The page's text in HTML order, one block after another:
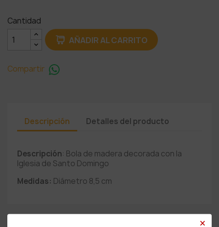
Cantidad
AÑADIR AL CARRITO
Compartir
Descripción Detalles del producto
Descripción: Bola de madera decorada con la
Iglesia de Santo Domingo
Medidas: Diámetro 8,5 cm
×